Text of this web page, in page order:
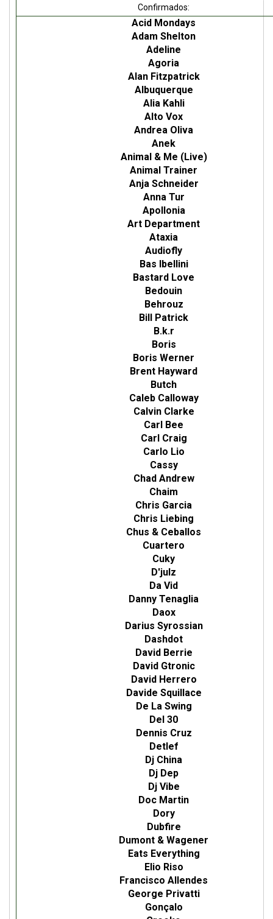
Confirmados:
Acid Mondays
Adam Shelton
Adeline
Agoria
Alan Fitzpatrick
Albuquerque
Alia Kahli
Alto Vox
Andrea Oliva
Anek
Animal & Me (Live)
Animal Trainer
Anja Schneider
Anna Tur
Apollonia
Art Department
Ataxia
Audiofly
Bas Ibellini
Bastard Love
Bedouin
Behrouz
Bill Patrick
B.k.r
Boris
Boris Werner
Brent Hayward
Butch
Caleb Calloway
Calvin Clarke
Carl Bee
Carl Craig
Carlo Lio
Cassy
Chad Andrew
Chaim
Chris Garcia
Chris Liebing
Chus & Ceballos
Cuartero
Cuky
D'julz
Da Vid
Danny Tenaglia
Daox
Darius Syrossian
Dashdot
David Berrie
David Gtronic
David Herrero
Davide Squillace
De La Swing
Del 30
Dennis Cruz
Detlef
Dj China
Dj Dep
Dj Vibe
Doc Martin
Dory
Dubfire
Dumont & Wagener
Eats Everything
Elio Riso
Francisco Allendes
George Privatti
Gonçalo